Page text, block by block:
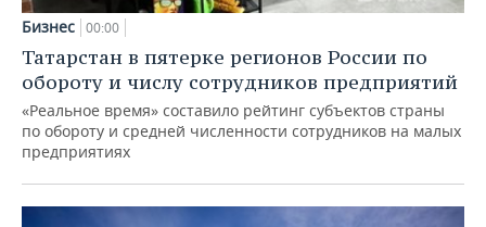
Бизнес 00:00
Татарстан в пятерке регионов России по
обороту и числу сотрудников предприятий
«Реальное время» составило рейтинг субъектов страны
по обороту и средней численности сотрудников на малых
предприятиях